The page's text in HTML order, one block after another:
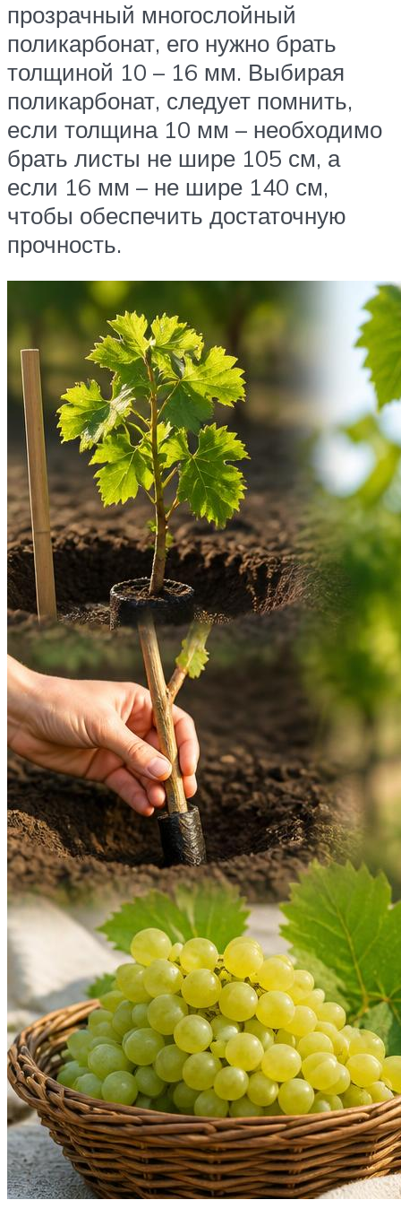
прозрачный многослойный
поликарбонат, его нужно брать
толщиной 10 – 16 мм. Выбирая
поликарбонат, следует помнить,
если толщина 10 мм – необходимо
брать листы не шире 105 см, а
если 16 мм – не шире 140 см,
чтобы обеспечить достаточную
прочность.